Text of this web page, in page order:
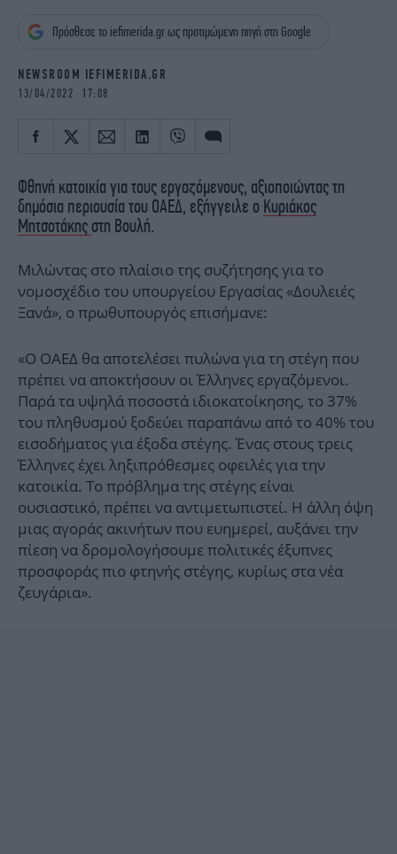
OSCARS
THE OCEAN
Πρόσθεσε το iefimerida.gr ως προτιμώμενη πηγή στη Google
NEWSROOM IEFIMERIDA.GR
13/04/2022 17:08
Φθηνή κατοικία για τους εργαζόμενους, αξιοποιώντας τη
δημόσια περιουσία του ΟΑΕΔ, εξήγγειλε ο Κυριάκος
Μητσοτάκης στη Βουλή.
Μιλώντας στο πλαίσιο της συζήτησης για το
νομοσχέδιο του υπουργείου Εργασίας «Δουλειές
Ξανά», ο πρωθυπουργός επισήμανε:
«Ο ΟΑΕΔ θα αποτελέσει πυλώνα για τη στέγη που
πρέπει να αποκτήσουν οι Έλληνες εργαζόμενοι.
Παρά τα υψηλά ποσοστά ιδιοκατοίκησης, το 37%
του πληθυσμού ξοδεύει παραπάνω από το 40% του
εισοδήματος για έξοδα στέγης. Ένας στους τρεις
Έλληνες έχει ληξιπρόθεσμες οφειλές για την
κατοικία. Το πρόβλημα της στέγης είναι
ουσιαστικό, πρέπει να αντιμετωπιστεί. Η άλλη όψη
μιας αγοράς ακινήτων που ευημερεί, αυξάνει την
πίεση να δρομολογήσουμε πολιτικές έξυπνες
προσφοράς πιο φτηνής στέγης, κυρίως στα νέα
ζευγάρια».